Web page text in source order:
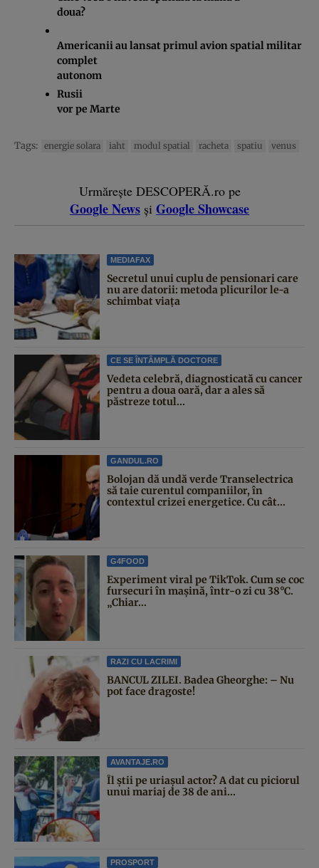
doua?
Americanii au lansat primul avion spatial militar
complet
autonom
Rusii
vor pe Marte
Tags: energie solara iaht modul spatial racheta spatiu venus
Urmărește DESCOPERĂ.ro pe
Google News și Google Showcase
MEDIAFAX
Secretul unui cuplu de pensionari care
nu are datorii: metoda plicurilor le-a
schimbat viața
CE SE ÎNTÂMPLĂ DOCTORE
Vedeta celebră, diagnosticată cu cancer
pentru a doua oară, dar a ales să
păstreze totul...
GANDUL.RO
Bolojan dă undă verde Transelectrica
să taie curentul companiilor, în
contextul crizei energetice. Cu cât...
G4FOOD
Experiment viral pe TikTok. Cum se coc
fursecuri în mașină, într-o zi cu 38°C.
„Chiar...
RAZI CU LACRIMI
BANCUL ZILEI. Badea Gheorghe: – Nu
pot face dragoste!
AVANTAJE.RO
Îl știi pe uriașul actor? A dat cu piciorul
unui mariaj de 38 de ani...
PROSPORT